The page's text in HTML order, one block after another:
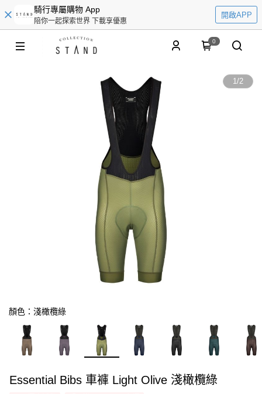
騎行專屬購物 App
陪你一起探索世界 下載享優惠
開啟APP
0
1/2
顏色：淺橄欖綠
Essential Bibs 車褲 Light Olive 淺橄欖綠